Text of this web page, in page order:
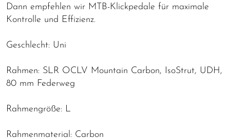
Dann empfehlen wir MTB-Klickpedale für maximale
Kontrolle und Effizienz.
Geschlecht: Uni
Rahmen: SLR OCLV Mountain Carbon, IsoStrut, UDH,
80 mm Federweg
Rahmengröße: L
Rahmenmaterial: Carbon